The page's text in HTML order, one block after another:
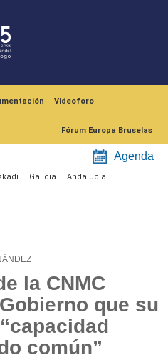
Videoforo
Fórum Europa Bruselas
Agenda
Galicia Andalucía
la CNMC
que su
común”